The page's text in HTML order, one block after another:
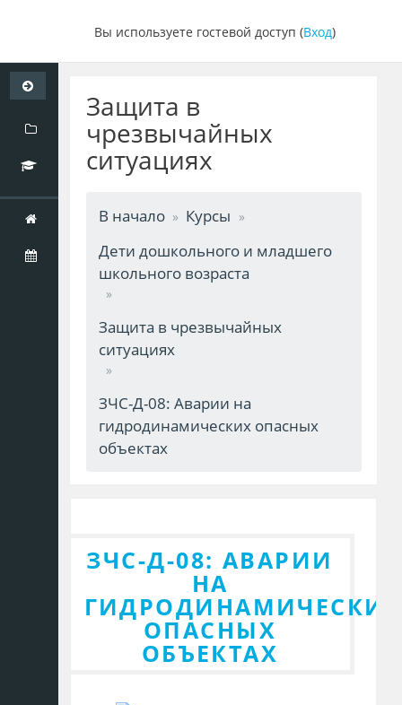
Перейти
основному
содержанию
Вы используете гостевой доступ (Вход)
Защита в
чрезвычайных
ситуациях
В начало
Курсы
Дети дошкольного и младшего
школьного возраста
Защита в чрезвычайных
ситуациях
ЗЧС-Д-08: Аварии на
гидродинамических опасных
объектах
ЗЧС-Д-08: АВАРИИ
НА
ОПАСНЫХ
ОБЪЕКТАХ